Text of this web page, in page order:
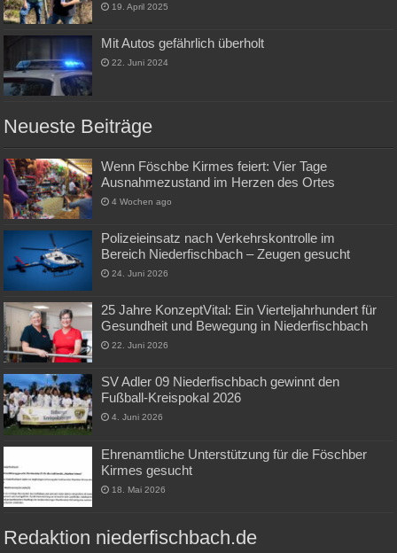
19. April 2025
Mit Autos gefährlich überholt
22. Juni 2024
Neueste Beiträge
Wenn Föschbe Kirmes feiert: Vier Tage
Ausnahmezustand im Herzen des Ortes
4 Wochen ago
Polizeieinsatz nach Verkehrskontrolle im
Bereich Niederfischbach – Zeugen gesucht
24. Juni 2026
25 Jahre KonzeptVital: Ein Vierteljahrhundert für
Gesundheit und Bewegung in Niederfischbach
22. Juni 2026
SV Adler 09 Niederfischbach gewinnt den
Fußball-Kreispokal 2026
4. Juni 2026
Ehrenamtliche Unterstützung für die Föschber
Kirmes gesucht
18. Mai 2026
Redaktion niederfischbach.de